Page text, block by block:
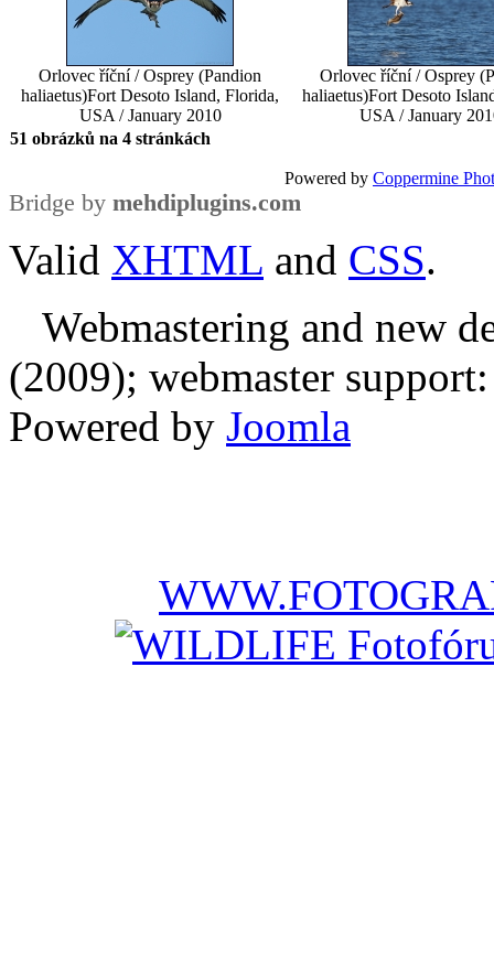
Orlovec říční / Osprey (Pandion
haliaetus)Fort Desoto Island, Florida,
USA / January 2010
Orlovec říční / Osprey
haliaetus)Fort Desoto
USA / January
51 obrázků na 4 stránkách
Powered by Coppermine
Bridge by mehdiplugins.com
Valid XHTML and CSS.
Webmastering and new
(2009); webmaster
Powered by Joomla